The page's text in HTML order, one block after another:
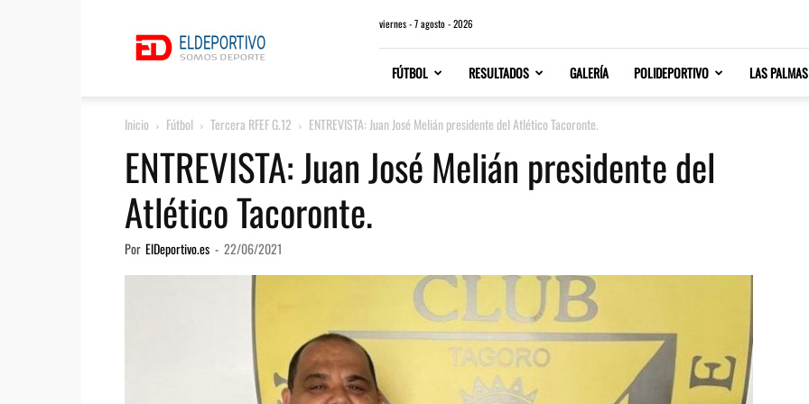
viernes - 7 agosto - 2026
FÚTBOL RESULTADOS GALERÍA POLIDEPORTIVO LAS PALMAS
Inicio Fútbol Tercera RFEF G.12 ENTREVISTA: Juan José Melián presidente del Atlético Tacoronte.
ENTREVISTA: Juan José Melián presidente del
Atlético Tacoronte.
Por ElDeportivo.es - 22/06/2021